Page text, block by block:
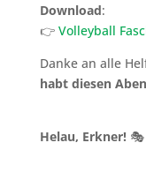
Download:
👉 Volleyball
Danke an alle
habt diesen
Helau, Erkner!🎭